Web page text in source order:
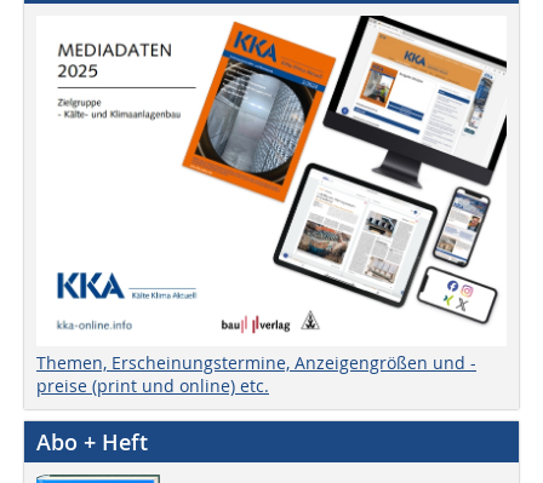
Themen, Erscheinungstermine, Anzeigengrößen und -
preise (print und online) etc.
Abo + Heft